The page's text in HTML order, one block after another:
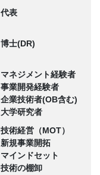
代表
博士(DR)
マネジメント経験者
事業開発経験者
企業技術者(OB含む)
大学研究者
技術経営（MOT）
新規事業開拓
マインドセット
技術の棚卸